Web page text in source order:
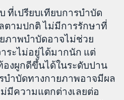
ที่เปรียบเทียบการบำบัด
ตามปกติ ไม่มีการรักษาที่
ภาพบำบัดอาจไม่ช่วย
ระไม่อยู่ได้มากนัก แต่
งผูกดีขึ้นได้ในระดับปาน
บำบัดทางกายภาพอาจมีผล
มีความแตกต่างเลยต่อ